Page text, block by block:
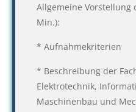
Allgemeine Vorstellung
Min.):
* Aufnahmekriterien
* Beschreibung der
Elektrotechnik,
Maschinenbau und